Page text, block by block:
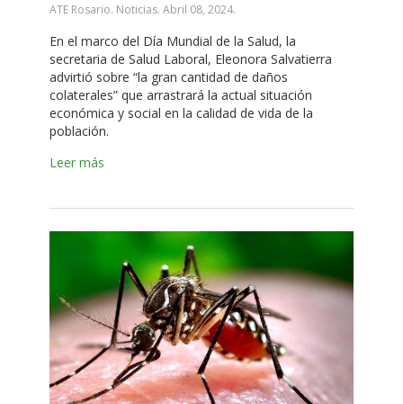
ATE Rosario. Noticias. Abril 08, 2024.
En el marco del Día Mundial de la Salud, la
secretaria de Salud Laboral, Eleonora Salvatierra
advirtió sobre “la gran cantidad de daños
colaterales” que arrastrará la actual situación
económica y social en la calidad de vida de la
población.
Leer más